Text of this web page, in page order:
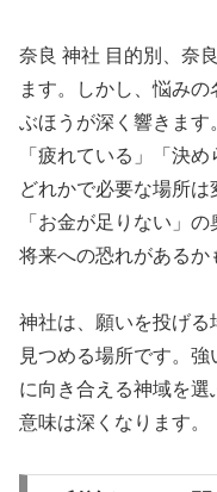
奈良 神社 目的別、奈
ます。しかし、悩み
ぶほうが深く響きます
「疲れている」「決
どれかで必要な場所は
「お金が足りない」
将来への恐れがあるか
神社は、願いを投げる
見つめる場所です。
に向き合える神域を
意味は深くなります。